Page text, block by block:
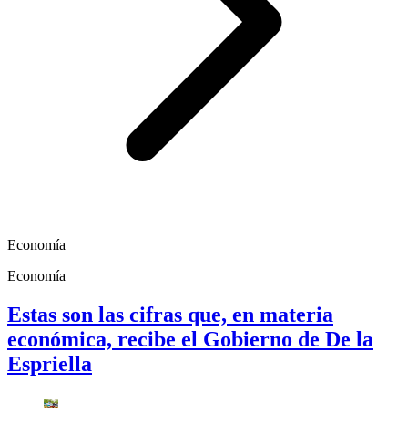
Economía
Economía
Estas son las cifras que, en materia
económica, recibe el Gobierno de De la
Espriella